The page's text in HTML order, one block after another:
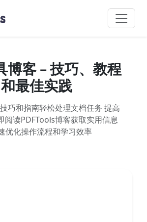
博客 – 技巧、教程
和最佳实践
巧和指南轻松处理文档任务 提高
阅读PDFTools博客获取实用信息
优化操作流程和学习效率